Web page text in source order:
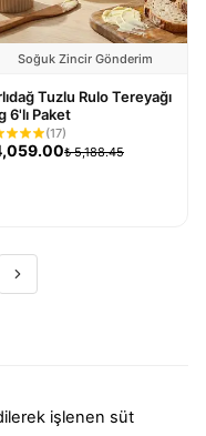
Soğuk Zincir Gönderim
Tuzlu Rulo Tereyağı
6'lı Paket
(17)
₺ 5,188.45
işlenen süt